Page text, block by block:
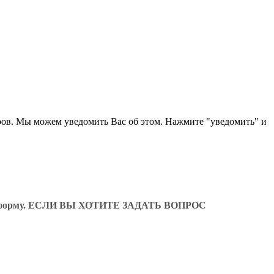
Мы можем уведомить Вас об этом. Нажмите "уведомить" и
форму. ЕСЛИ ВЫ ХОТИТЕ ЗАДАТЬ ВОПРОС